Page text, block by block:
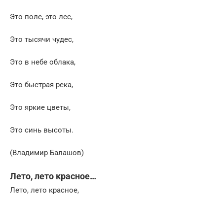
Это поле, это лес,
Это тысячи чудес,
Это в небе облака,
Это быстрая река,
Это яркие цветы,
Это синь высоты.
(Владимир Балашов)
Лето, лето красное…
Лето, лето красное,